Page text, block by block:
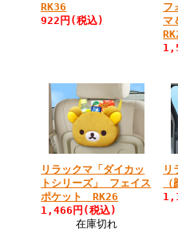
RK36
922円(税込)
フ
マ
リラックマ「ダイカッ
トシリーズ」 フェイス
ポケット RK26
1,466円(税込)
在庫切れ